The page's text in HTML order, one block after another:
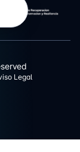
Legal